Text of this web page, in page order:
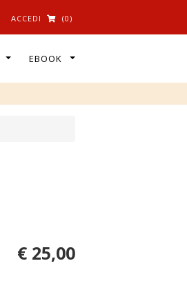
ACCEDI (0)
EBOOK
€ 25,00